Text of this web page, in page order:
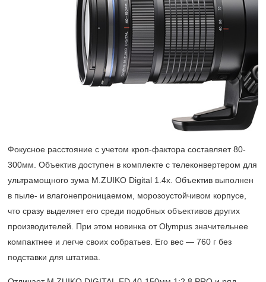
Фокусное расстояние с учетом кроп-фактора составляет 80-
300мм. Объектив доступен в комплекте с телеконвертером для
ультрамощного зума M.ZUIKO Digital 1.4x. Объектив выполнен
в пыле- и влагонепроницаемом, морозоустойчивом корпусе,
что сразу выделяет его среди подобных объективов других
производителей. При этом новинка от Olympus значительнее
компактнее и легче своих собратьев. Его вес — 760 г без
подставки для штатива.